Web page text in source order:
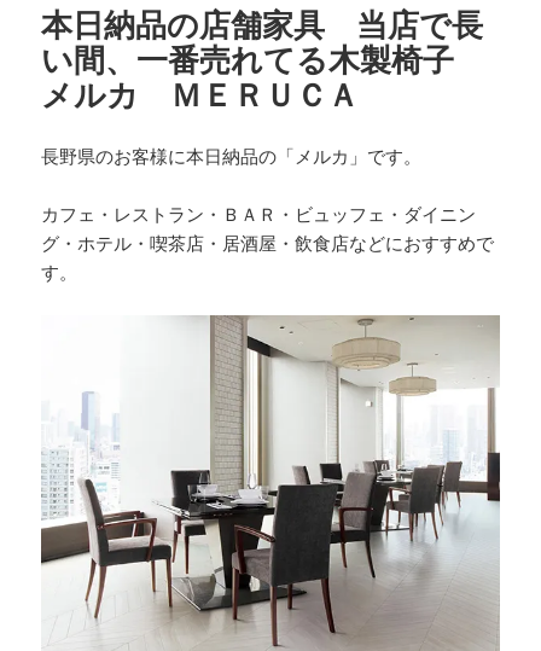
本日納品の店舗家具 当店で長
い間、一番売れてる木製椅子
メルカ ＭＥＲＵＣＡ
長野県のお客様に本日納品の「メルカ」です。
カフェ・レストラン・ＢＡＲ・ビュッフェ・ダイニン
グ・ホテル・喫茶店・居酒屋・飲食店などにおすすめで
す。